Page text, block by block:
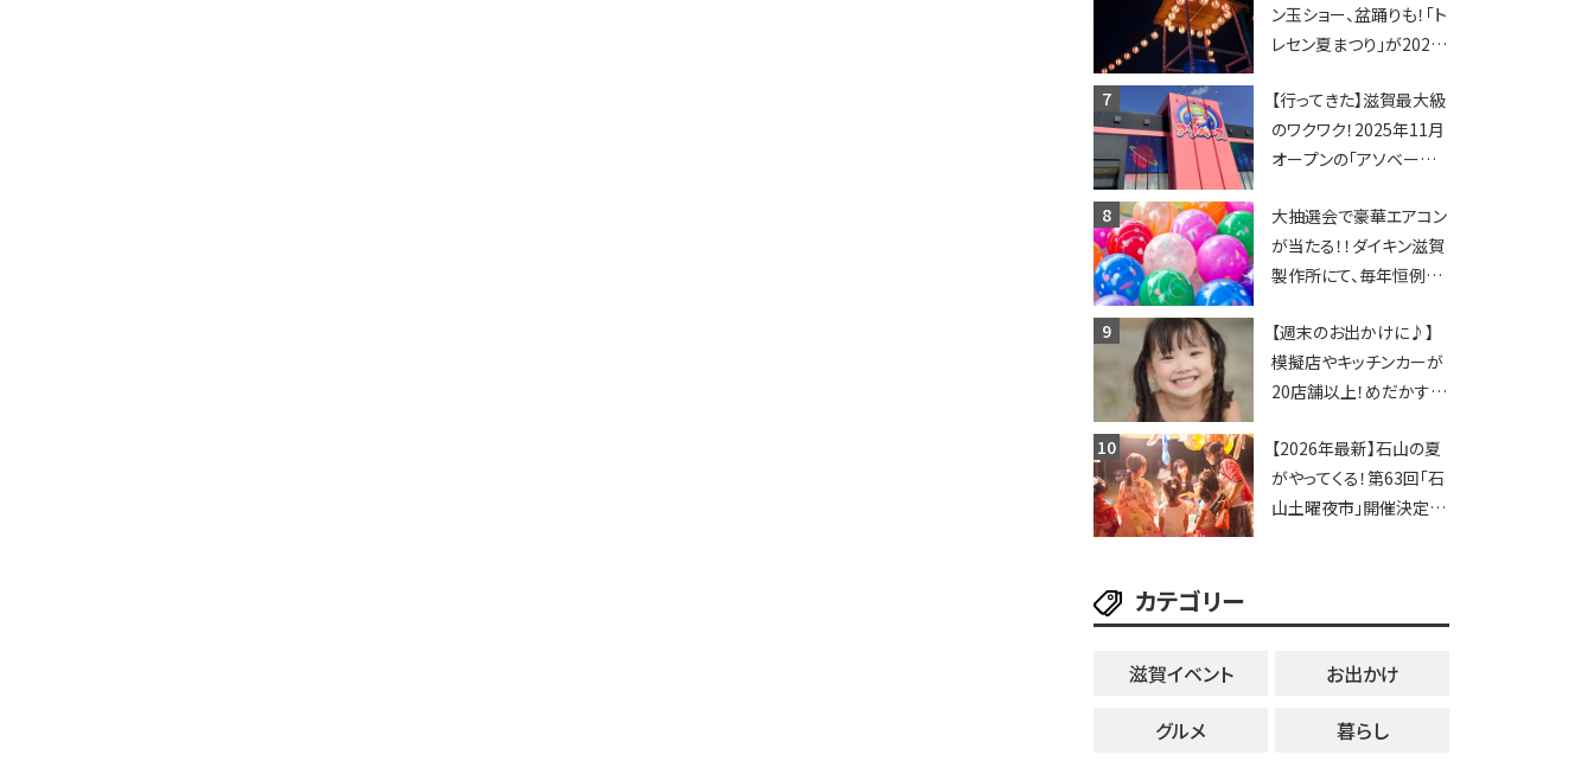
賀2店舗目★
ン玉ショー、盆踊りも！「ト
レセン夏まつり」が2026
【行ってきた】滋賀最大級
のワクワク！2025年11月
オープンの「アソベース
レーンゲームで青果や日
用品までゲットできる新
スポット！
大抽選会で豪華エアコン
が当たる！！ダイキン滋賀
製作所にて、毎年恒例
日】
【週末のお出かけに♪】
模擬店やキッチンカーが
20店舗以上！めだかすく
ソングライターによるライ
ブなど。【和邇ふれあい夏
祭り】
【2026年最新】石山の夏
がやってくる！第63回「石
山土曜夜市」開催決定！
カテゴリー
滋賀イベント
お出かけ
グルメ
暮らし